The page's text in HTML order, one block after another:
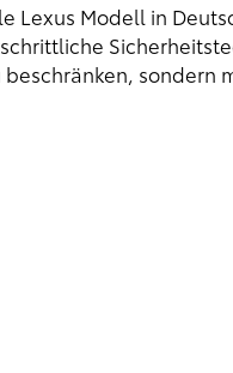
Lexus Modell in
sondern